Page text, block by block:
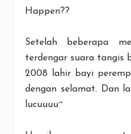
Happen??
Setelah beberapa
terdengar suara tangis
2008 lahir bayi
dengan selamat. Dan
lucuuuu~